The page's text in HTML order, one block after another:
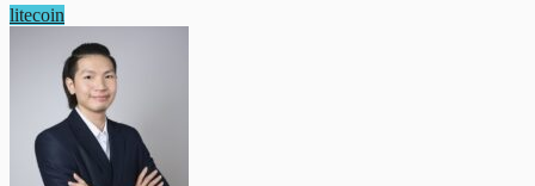
litecoin